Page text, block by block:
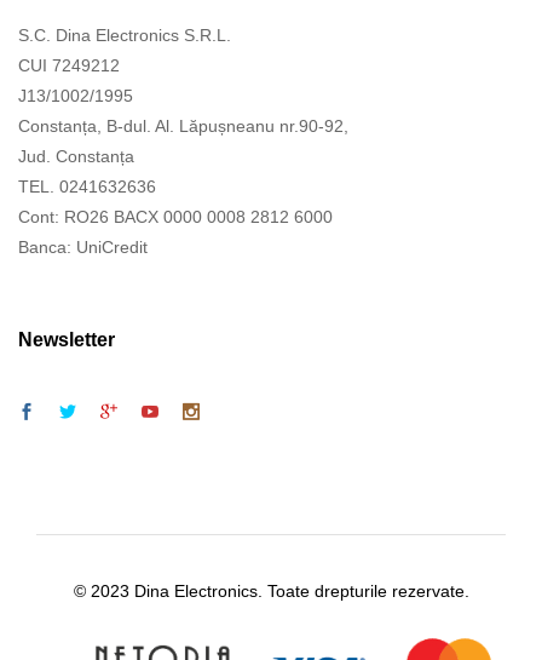
S.C. Dina Electronics S.R.L.
CUI 7249212
J13/1002/1995
Constanța, B-dul. Al. Lăpușneanu nr.90-92,
Jud. Constanța
TEL. 0241632636
Cont: RO26 BACX 0000 0008 2812 6000
Banca: UniCredit
Newsletter
© 2023 Dina Electronics. Toate drepturile rezervate.